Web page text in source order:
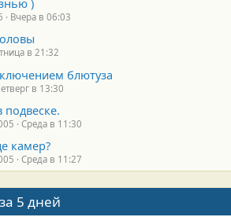
Вчера в 06:03
в 21:32
блютуза
в 13:30
подвеске.
Среда в 11:30
камер?
Среда в 11:27
5 дней